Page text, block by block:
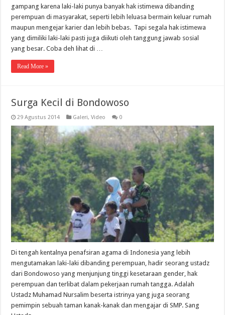
gampang karena laki-laki punya banyak hak istimewa dibanding
perempuan di masyarakat, seperti lebih leluasa bermain keluar rumah
maupun mengejar karier dan lebih bebas. Tapi segala hak istimewa
yang dimiliki laki-laki pasti juga diikuti oleh tanggung jawab sosial
yang besar. Coba deh lihat di …
Read More »
Surga Kecil di Bondowoso
29 Agustus 2014 Galeri,Video 0
Di tengah kentalnya penafsiran agama di Indonesia yang lebih
mengutamakan laki-laki dibanding perempuan, hadir seorang ustadz
dari Bondowoso yang menjunjung tinggi kesetaraan gender, hak
perempuan dan terlibat dalam pekerjaan rumah tangga. Adalah
Ustadz Muhamad Nursalim beserta istrinya yang juga seorang
pemimpin sebuah taman kanak-kanak dan mengajar di SMP. Sang